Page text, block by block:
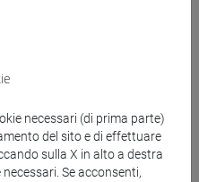
necessari (di prima parte)
del sito e di effettuare
sulla X in alto a destra
Se acconsenti,